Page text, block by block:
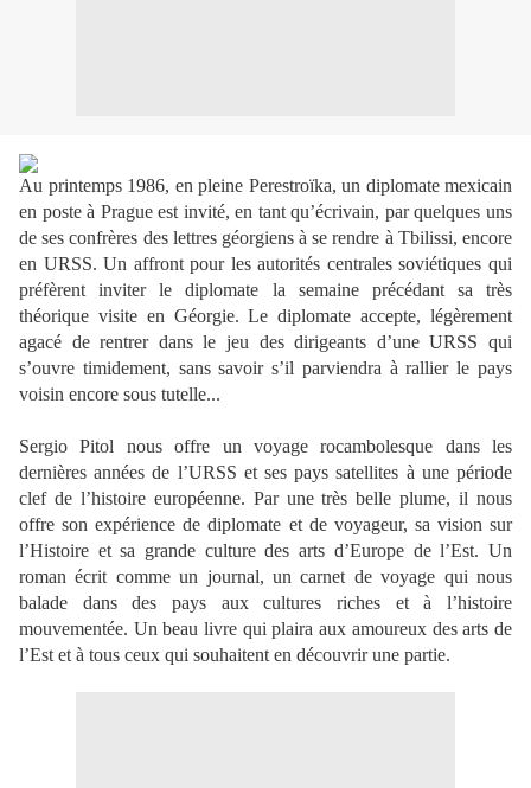
Au printemps 1986, en pleine Perestroïka, un diplomate mexicain
en poste à Prague est invité, en tant qu’écrivain, par quelques uns
de ses confrères des lettres géorgiens à se rendre à Tbilissi, encore
en URSS. Un affront pour les autorités centrales soviétiques qui
préfèrent inviter le diplomate la semaine précédant sa très
théorique visite en Géorgie. Le diplomate accepte, légèrement
agacé de rentrer dans le jeu des dirigeants d’une URSS qui
s’ouvre timidement, sans savoir s’il parviendra à rallier le pays
voisin encore sous tutelle...
Sergio Pitol nous offre un voyage rocambolesque dans les
dernières années de l’URSS et ses pays satellites à une période
clef de l’histoire européenne. Par une très belle plume, il nous
offre son expérience de diplomate et de voyageur, sa vision sur
l’Histoire et sa grande culture des arts d’Europe de l’Est. Un
roman écrit comme un journal, un carnet de voyage qui nous
balade dans des pays aux cultures riches et à l’histoire
mouvementée. Un beau livre qui plaira aux amoureux des arts de
l’Est et à tous ceux qui souhaitent en découvrir une partie.